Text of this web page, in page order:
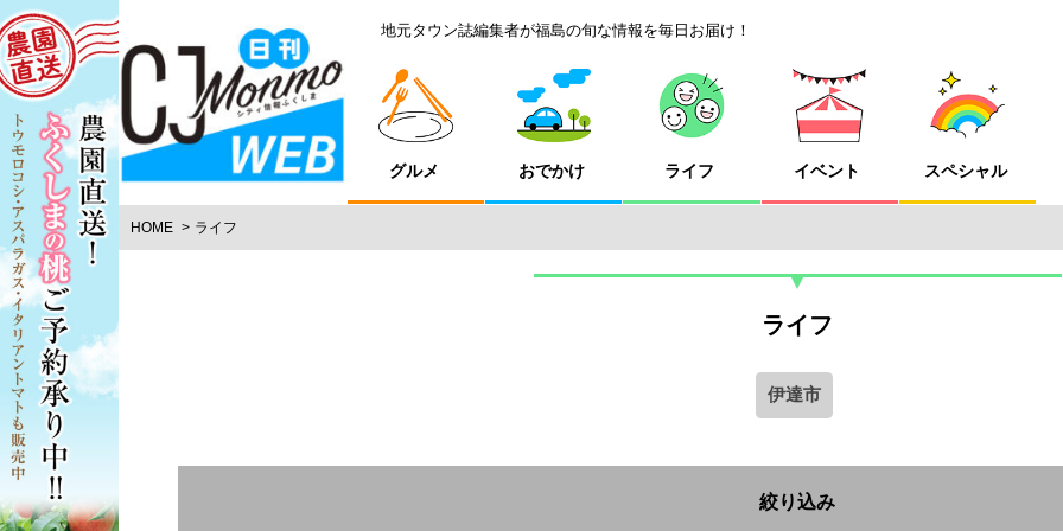
地元タウン誌編集者が福島の旬な情報を毎日お届け！
グルメ おでかけ ライフ イベント スペシャル
HOME ライフ
ライフ
伊達市
絞り込み